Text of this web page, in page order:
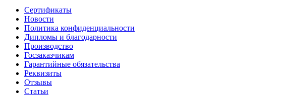
Сертификаты
Новости
Политика конфиденциальности
Дипломы и благодарности
Производство
Госзаказчикам
Гарантийные обязательства
Реквизиты
Отзывы
Статьи